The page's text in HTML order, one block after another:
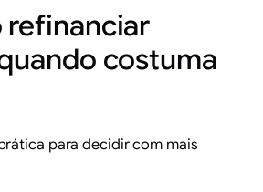
refinanciar
costuma
para decidir com mais